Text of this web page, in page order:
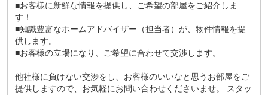
■お客様に新鮮な情報を提供し、ご希望の部屋をご紹介しま
す！
■知識豊富なホームアドバイザー（担当者）が、物件情報を提
供します。
■お客様の立場になり、ご希望に合わせて交渉します。
他社様に負けない交渉をし、お客様のいいなと思うお部屋をご
提供しますので、お気軽にお問い合わせくださいませ。 スタッ